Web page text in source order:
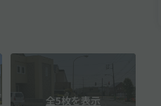
全5枚を表示